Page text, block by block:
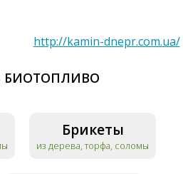
http://kamin-dnepr.com.ua/
БИОТОПЛИВО
Брикеты
из дерева, торфа, соломы